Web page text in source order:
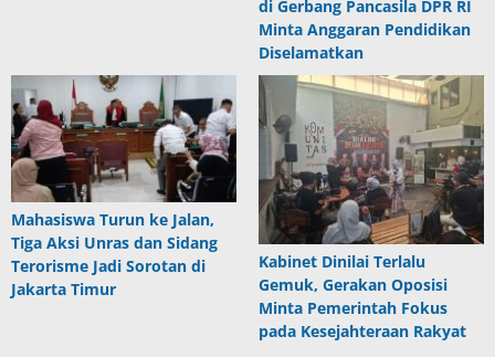
di Gerbang Pancasila DPR RI
Minta Anggaran Pendidikan
Diselamatkan
Mahasiswa Turun ke Jalan,
Tiga Aksi Unras dan Sidang
Terorisme Jadi Sorotan di
Jakarta Timur
Kabinet Dinilai Terlalu
Gemuk, Gerakan Oposisi
Minta Pemerintah Fokus
pada Kesejahteraan Rakyat